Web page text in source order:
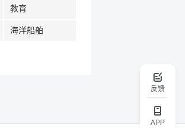
反馈
APP
教育
海洋船舶